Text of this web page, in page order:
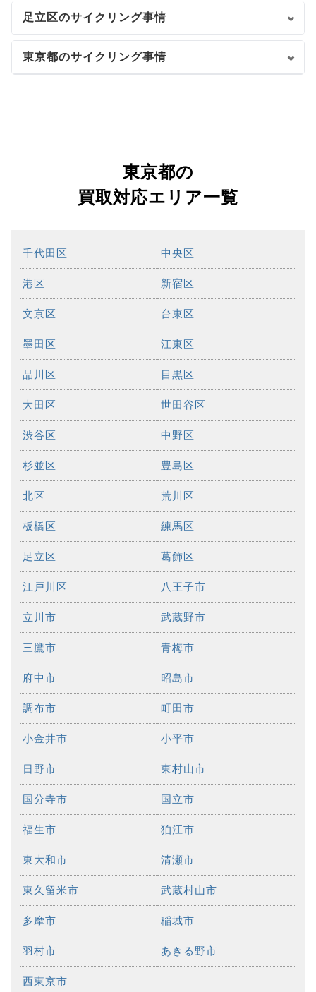
足立区のサイクリング事情
東京都のサイクリング事情
東京都の
買取対応エリア一覧
千代田区 中央区
港区 新宿区
文京区 台東区
墨田区 江東区
品川区 目黒区
大田区 世田谷区
渋谷区 中野区
杉並区 豊島区
北区 荒川区
板橋区 練馬区
足立区 葛飾区
江戸川区 八王子市
立川市 武蔵野市
三鷹市 青梅市
府中市 昭島市
調布市 町田市
小金井市 小平市
日野市 東村山市
国分寺市 国立市
福生市 狛江市
東大和市 清瀬市
東久留米市 武蔵村山市
多摩市 稲城市
羽村市 あきる野市
西東京市